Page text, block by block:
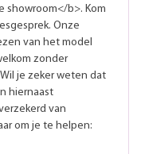
showroom</b>. Kom
Onze
van het model
zonder
je zeker weten dat
hiernaast
van
om je te helpen: